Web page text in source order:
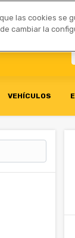
VEHÍCULOS
las cookies
cambiar la